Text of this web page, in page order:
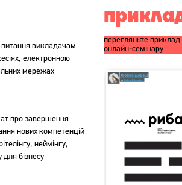
викладачам
електронною
мережах
про завершення
нових компетенцій
неймінгу,
для бізнесу
перегляньте приклад
онлайн-семінару